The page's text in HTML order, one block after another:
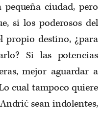
ciudad, pero
si los poderosos del
propio destino, ¿para
Si las potencias
mejor aguardar a
cual tampoco quiere
sean indolentes,